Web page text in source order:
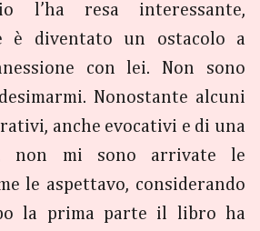
l’ha resa interessante,
è diventato un ostacolo a
con lei. Non sono
Nonostante alcuni
anche evocativi e di una
non mi sono arrivate le
le aspettavo, considerando
la prima parte il libro ha